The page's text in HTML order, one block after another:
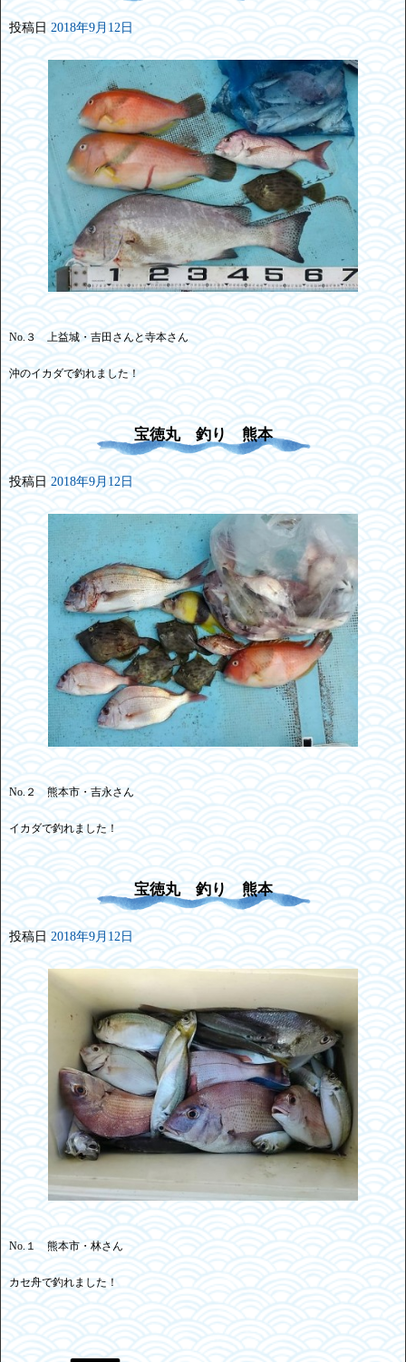
投稿日 2018年9月12日
No.３ 上益城・吉田さんと寺本さん
沖のイカダで釣れました！
宝徳丸 釣り 熊本
投稿日 2018年9月12日
No.２ 熊本市・吉永さん
イカダで釣れました！
宝徳丸 釣り 熊本
投稿日 2018年9月12日
No.１ 熊本市・林さん
カセ舟で釣れました！